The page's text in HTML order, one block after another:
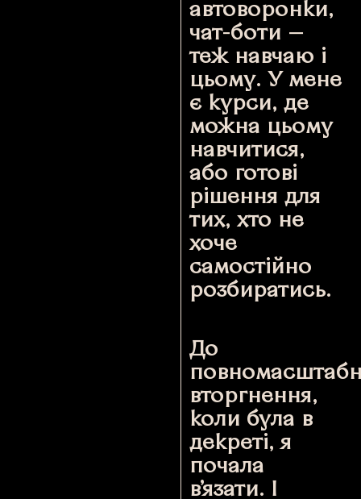
автоворонки,
чат-боти —
теж навчаю і
цьому. У мене
є курси, де
можна цьому
навчитися,
або готові
рішення для
тих, хто не
хоче
самостійно
розбиратись.
До
вторгнення,
коли була в
декреті, я
почала
в’язати. І